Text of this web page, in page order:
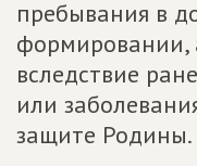
пребывания в
формировании,
вследствие
или
защите Родины.